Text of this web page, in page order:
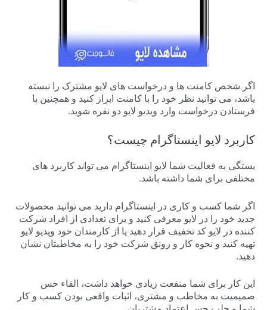
اگر شخص کامنت ها و درخواست های لایو مشترک را نبسته
باشد، می توانید نظر خود را با کامنت ابراز کنید و همچنین با
فرستادن درخواست وارد ویدیو لایو دو نفره شوید.
کاربرد لایو اینستاگرام چیست؟
بستگی به فعالیت شما لایو اینستاگرام می تواند کاربرد های
مختلفی برای شما داشته باشد.
اگر شما کسب و کاری در اینستاگرام دارید می توانید محصولات
جدید خود را در لایو معرفی کنید و برای تعدادی از افراد شرکت
کننده در لایو کد تخفیف قرار دهید یا از کارمندان خود ویدیو لایو
تهیه کنید و نحوه کار و رونق شرکت خود را به مخاطبتان نشان
دهید.
این کار برای شما منفعت زیادی خواهد داشت، القاء حس
صمیمیت به مخاطب و مشتری، اثبات واقعی بودن کسب و کار